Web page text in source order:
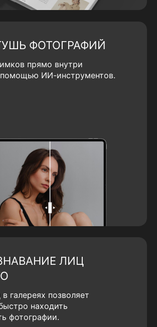
ФОТОГРАФИЙ
прямо внутри
помощью ИИ-инструментов.
ЛИЦ
галереях позволяет
находить
фотографии.